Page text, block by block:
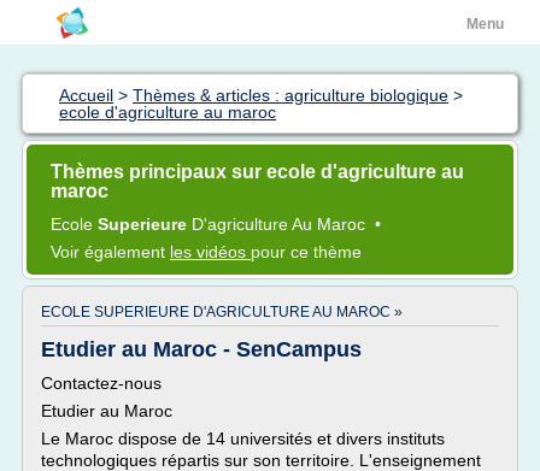
Menu
Accueil > Thèmes & articles : agriculture biologique >
ecole d'agriculture au maroc
Thèmes principaux sur ecole d'agriculture au
maroc
Ecole Superieure D'agricultureAu Maroc •
Voir également les vidéos pour ce thème
ECOLE SUPERIEURE D'AGRICULTURE AU MAROC »
Etudier au Maroc - SenCampus
Contactez-nous
Etudier au Maroc
Le Maroc dispose de 14 universités et divers instituts
technologiques répartis sur son territoire. L'enseignement